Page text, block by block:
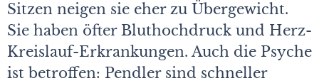
Sitzen neigen sie eher zu Übergewicht.
Sie haben öfter Bluthochdruck und Herz-
Kreislauf-Erkrankungen. Auch die Psyche
ist betroffen: Pendler sind schneller